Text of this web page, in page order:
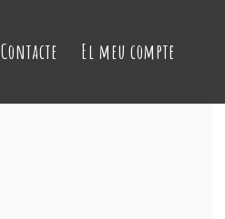
Contacte El meu compte